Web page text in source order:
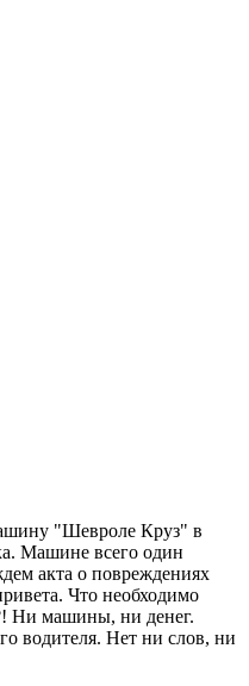
"Шевроле Круз" в
Машине всего один
акта о повреждениях
Что необходимо
Ни машины, ни денег.
водителя. Нет ни слов, ни